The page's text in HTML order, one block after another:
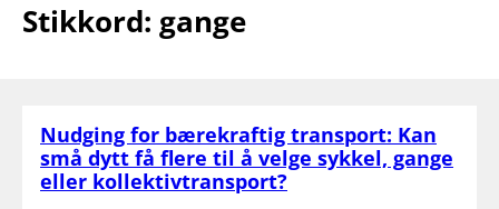
Stikkord: gange
Nudging for bærekraftig transport: Kan
små dytt få flere til å velge sykkel, gange
eller kollektivtransport?